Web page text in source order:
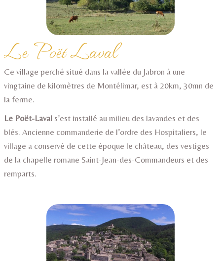
Le Poët Laval
Ce village perché situé dans la vallée du Jabron à une
vingtaine de kilomètres de Montélimar, est à 20km, 30mn de
la ferme.
Le Poët-Laval s’est installé au milieu des lavandes et des
blés. Ancienne commanderie de l’ordre des Hospitaliers, le
village a conservé de cette époque le château, des vestiges
de la chapelle romane Saint-Jean-des-Commandeurs et des
remparts.